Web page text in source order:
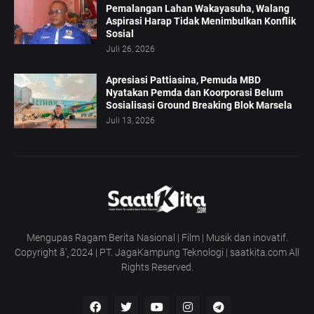
Pemalangan Lahan Wakayasuha, Walang
Aspirasi Harap Tidak Menimbulkan Konflik
Sosial
Juli 26, 2026
Apresiasi Pattiasina, Pemuda MBD
Nyatakan Pemda dan Koorporasi Belum
Sosialisasi Ground Breaking Blok Marsela
Juli 13, 2026
Mengupas Ragam Berita Nasional | Film | Musik dan inovatif.
Copyright â’¸ 2024 | PT. JagaKampung Teknologi | saatkita.com All
Rights Reserved.